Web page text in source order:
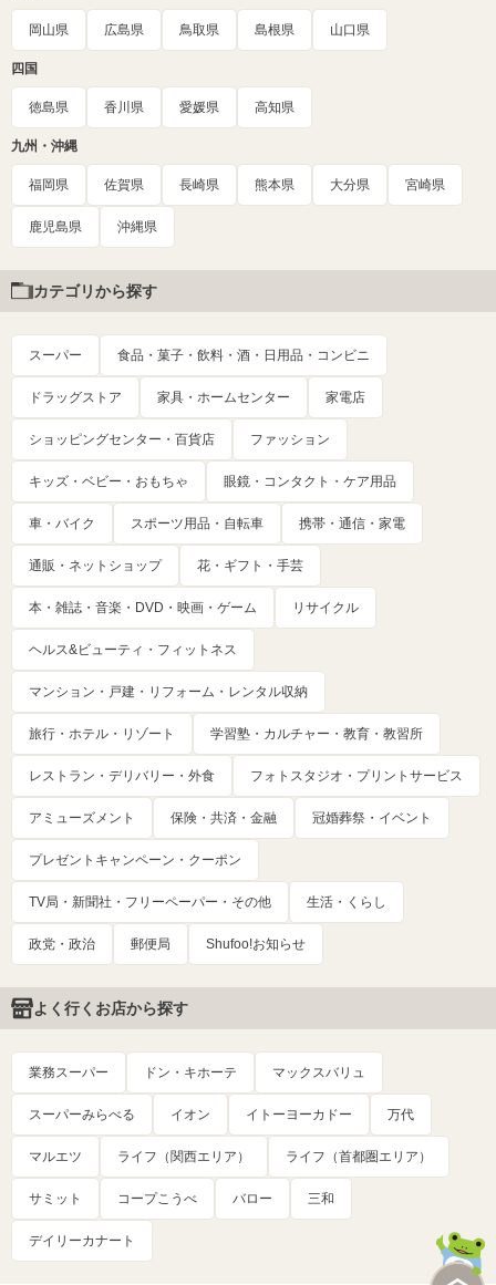
岡山県 広島県 鳥取県 島根県 山口県
四国
徳島県 香川県 愛媛県 高知県
九州・沖縄
福岡県 佐賀県 長崎県 熊本県 大分県 宮崎県
鹿児島県 沖縄県
カテゴリから探す
スーパー 食品・菓子・飲料・酒・日用品・コンビニ
ドラッグストア 家具・ホームセンター 家電店
ショッピングセンター・百貨店 ファッション
キッズ・ベビー・おもちゃ 眼鏡・コンタクト・ケア用品
車・バイク スポーツ用品・自転車 携帯・通信・家電
通販・ネットショップ 花・ギフト・手芸
本・雑誌・音楽・DVD・映画・ゲーム リサイクル
ヘルス&ビューティ・フィットネス
マンション・戸建・リフォーム・レンタル収納
旅行・ホテル・リゾート 学習塾・カルチャー・教育・教習所
レストラン・デリバリー・外食 フォトスタジオ・プリントサービス
アミューズメント 保険・共済・金融 冠婚葬祭・イベント
プレゼントキャンペーン・クーポン
TV局・新聞社・フリーペーパー・その他 生活・くらし
政党・政治 郵便局 Shufoo!お知らせ
よく行くお店から探す
業務スーパー ドン・キホーテ マックスバリュ
スーパーみらべる イオン イトーヨーカドー 万代
マルエツ ライフ（関西エリア） ライフ（首都圏エリア）
サミット コープこうべ バロー 三和
デイリーカナート